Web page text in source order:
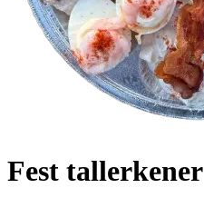
Fest tallerkener